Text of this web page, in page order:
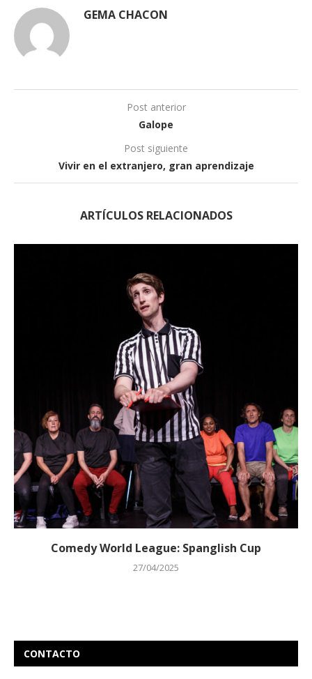
GEMA CHACON
Post anterior
Galope
Post siguiente
Vivir en el extranjero, gran aprendizaje
ARTÍCULOS RELACIONADOS
Comedy World League: Spanglish Cup
27/04/2025
CONTACTO